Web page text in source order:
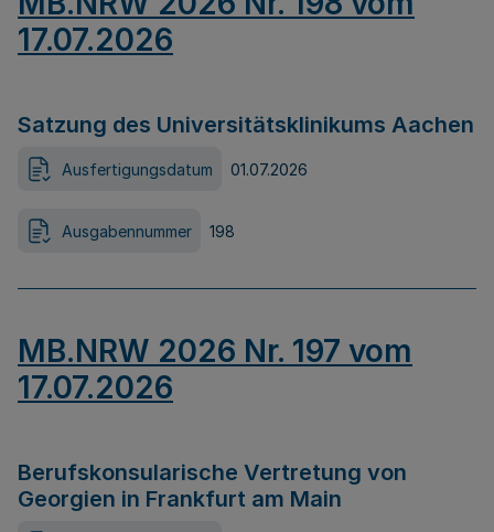
17.07.2026
Satzung des Universitätsklinikums Aachen
Ausfertigungsdatum 01.07.2026
Ausgabennummer 198
MB.NRW 2026 Nr. 197 vom
17.07.2026
Berufskonsularische Vertretung von
Georgien in Frankfurt am Main